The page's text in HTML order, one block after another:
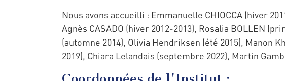
Nous avons accueilli : Emmanuelle CHIOCCA (hiver
Agnès CASADO (hiver 2012-2013), Rosalia BOLLEN
(automne 2014), Olivia Hendriksen (été 2015), Manon
2019), Chiara Lelandais (septembre 2022), Martin